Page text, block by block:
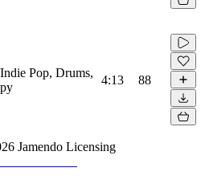
Pop, Drums,
4:13 88
Jamendo Licensing